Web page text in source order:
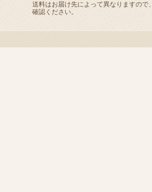
送料はお届け先によって異なりますので、
確認ください。